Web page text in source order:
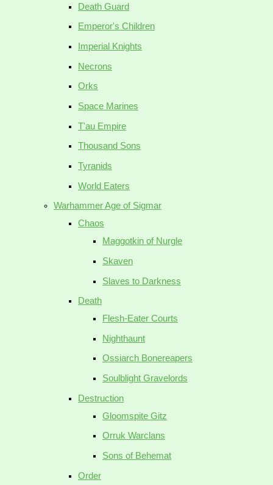
Death Guard
Emperor's Children
Imperial Knights
Necrons
Orks
Space Marines
T'au Empire
Thousand Sons
Tyranids
World Eaters
Warhammer Age of Sigmar
Chaos
Maggotkin of Nurgle
Skaven
Slaves to Darkness
Death
Flesh-Eater Courts
Nighthaunt
Ossiarch Bonereapers
Soulblight Gravelords
Destruction
Gloomspite Gitz
Orruk Warclans
Sons of Behemat
Order